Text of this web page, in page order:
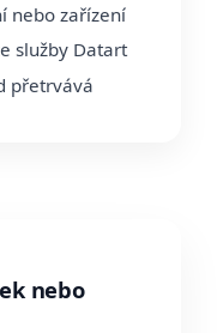
nebo zařízení
služby Datart
přetrvává
nebo